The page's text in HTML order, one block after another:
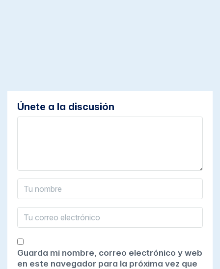
Únete a la discusión
Guarda mi nombre, correo electrónico y web
en este navegador para la próxima vez que